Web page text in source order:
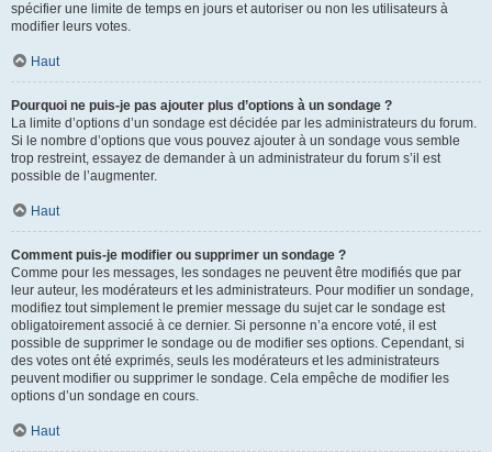
spécifier une limite de temps en jours et autoriser ou non les utilisateurs à
modifier leurs votes.
Haut
Pourquoi ne puis-je pas ajouter plus d’options à un sondage ?
La limite d’options d’un sondage est décidée par les administrateurs du forum.
Si le nombre d’options que vous pouvez ajouter à un sondage vous semble
trop restreint, essayez de demander à un administrateur du forum s’il est
possible de l’augmenter.
Haut
Comment puis-je modifier ou supprimer un sondage ?
Comme pour les messages, les sondages ne peuvent être modifiés que par
leur auteur, les modérateurs et les administrateurs. Pour modifier un sondage,
modifiez tout simplement le premier message du sujet car le sondage est
obligatoirement associé à ce dernier. Si personne n’a encore voté, il est
possible de supprimer le sondage ou de modifier ses options. Cependant, si
des votes ont été exprimés, seuls les modérateurs et les administrateurs
peuvent modifier ou supprimer le sondage. Cela empêche de modifier les
options d’un sondage en cours.
Haut